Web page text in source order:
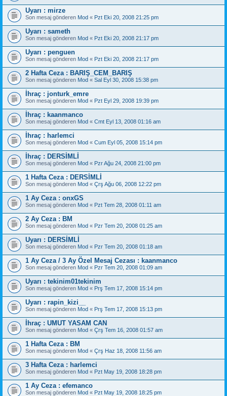
Uyarı : mirze
Son mesaj gönderen Mod « Pzt Eki 20, 2008 21:25 pm
Uyarı : sameth
Son mesaj gönderen Mod « Pzt Eki 20, 2008 21:17 pm
Uyarı : penguen
Son mesaj gönderen Mod « Pzt Eki 20, 2008 21:17 pm
2 Hafta Ceza : BARIŞ_CEM_BARIŞ
Son mesaj gönderen Mod « Sal Eyl 30, 2008 15:38 pm
İhraç : jonturk_emre
Son mesaj gönderen Mod « Pzt Eyl 29, 2008 19:39 pm
İhraç : kaanmanco
Son mesaj gönderen Mod « Cmt Eyl 13, 2008 01:16 am
İhraç : harlemci
Son mesaj gönderen Mod « Cum Eyl 05, 2008 15:14 pm
İhraç : DERSİMLİ
Son mesaj gönderen Mod « Pzr Ağu 24, 2008 21:00 pm
1 Hafta Ceza : DERSİMLİ
Son mesaj gönderen Mod « Çrş Ağu 06, 2008 12:22 pm
1 Ay Ceza : onxGS
Son mesaj gönderen Mod « Pzt Tem 28, 2008 01:11 am
2 Ay Ceza : BM
Son mesaj gönderen Mod « Pzr Tem 20, 2008 01:25 am
Uyarı : DERSİMLİ
Son mesaj gönderen Mod « Pzr Tem 20, 2008 01:18 am
1 Ay Ceza / 3 Ay Özel Mesaj Cezası : kaanmanco
Son mesaj gönderen Mod « Pzr Tem 20, 2008 01:09 am
Uyarı : tekinim01tekinim
Son mesaj gönderen Mod « Prş Tem 17, 2008 15:14 pm
Uyarı : rapin_kizi__
Son mesaj gönderen Mod « Prş Tem 17, 2008 15:13 pm
İhraç : UMUT YASAM CAN
Son mesaj gönderen Mod « Çrş Tem 16, 2008 01:57 am
1 Hafta Ceza : BM
Son mesaj gönderen Mod « Çrş Haz 18, 2008 11:56 am
3 Hafta Ceza : harlemci
Son mesaj gönderen Mod « Pzt May 19, 2008 18:28 pm
1 Ay Ceza : efemanco
Son mesaj gönderen Mod « Pzt May 19, 2008 18:25 pm